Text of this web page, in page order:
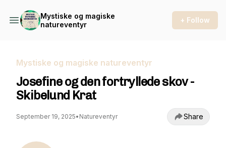
Mystiske og magiske
natureventyr
+ Follow
Mystiske og magiske natureventyr
Josefine og den fortryllede skov -
Skibelund Krat
September 19, 2025• Natureventyr Share